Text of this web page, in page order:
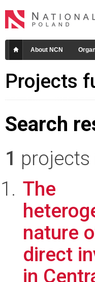
About NCN
Projects
Search
1
The
nature
direct
in